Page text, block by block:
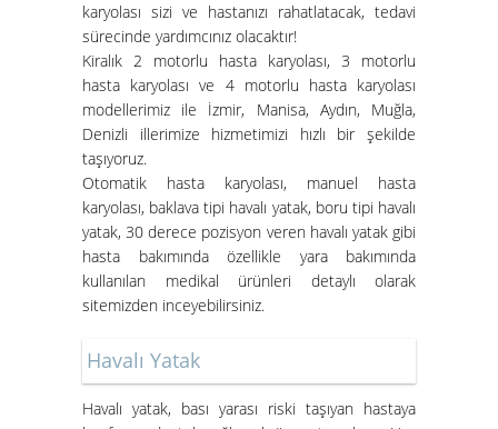
İzmir Konak Hasta Yatağı
Kurulumları Devam Ediyor
karyolası sizi ve hastanızı rahatlatacak, tedavi
sürecinde yardımcınız olacaktır!
Kiralık 2 motorlu hasta karyolası, 3 motorlu
hasta karyolası ve 4 motorlu hasta karyolası
modellerimiz ile İzmir, Manisa, Aydın, Muğla,
Denizli illerimize hizmetimizi hızlı bir şekilde
taşıyoruz.
Otomatik hasta karyolası, manuel hasta
karyolası, baklava tipi havalı yatak, boru tipi havalı
yatak, 30 derece pozisyon veren havalı yatak gibi
hasta bakımında özellikle yara bakımında
kullanılan medikal ürünleri detaylı olarak
sitemizden inceyebilirsiniz.
Havalı Yatak
Havalı yatak, bası yarası riski taşıyan hastaya